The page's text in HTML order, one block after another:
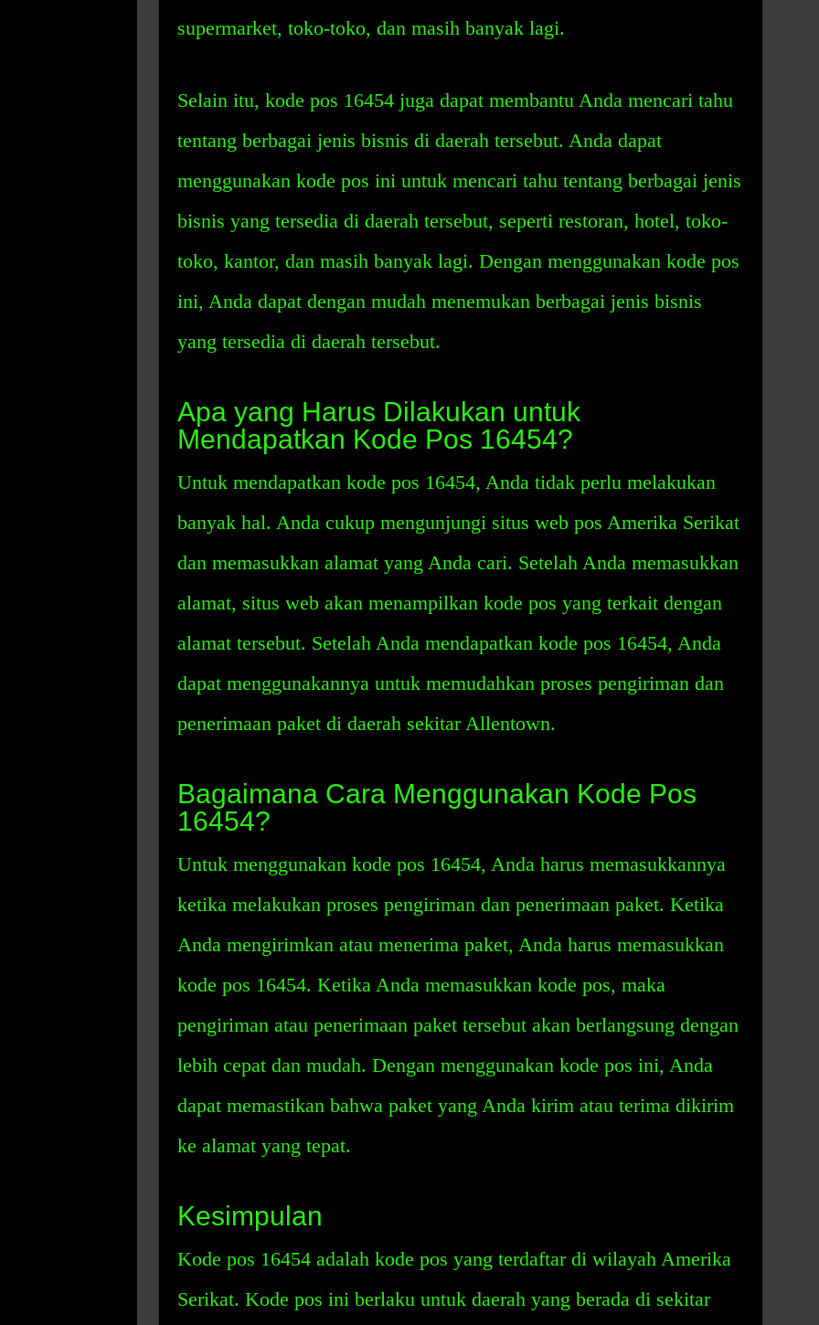
supermarket, toko-toko, dan masih banyak lagi.
Selain itu, kode pos 16454 juga dapat membantu Anda mencari tahu
tentang berbagai jenis bisnis di daerah tersebut. Anda dapat
menggunakan kode pos ini untuk mencari tahu tentang berbagai jenis
bisnis yang tersedia di daerah tersebut, seperti restoran, hotel, toko-
toko, kantor, dan masih banyak lagi. Dengan menggunakan kode pos
ini, Anda dapat dengan mudah menemukan berbagai jenis bisnis
yang tersedia di daerah tersebut.
Apa yang Harus Dilakukan untuk
Mendapatkan Kode Pos 16454?
Untuk mendapatkan kode pos 16454, Anda tidak perlu melakukan
banyak hal. Anda cukup mengunjungi situs web pos Amerika Serikat
dan memasukkan alamat yang Anda cari. Setelah Anda memasukkan
alamat, situs web akan menampilkan kode pos yang terkait dengan
alamat tersebut. Setelah Anda mendapatkan kode pos 16454, Anda
dapat menggunakannya untuk memudahkan proses pengiriman dan
penerimaan paket di daerah sekitar Allentown.
Bagaimana Cara Menggunakan Kode Pos
16454?
Untuk menggunakan kode pos 16454, Anda harus memasukkannya
ketika melakukan proses pengiriman dan penerimaan paket. Ketika
Anda mengirimkan atau menerima paket, Anda harus memasukkan
kode pos 16454. Ketika Anda memasukkan kode pos, maka
pengiriman atau penerimaan paket tersebut akan berlangsung dengan
lebih cepat dan mudah. Dengan menggunakan kode pos ini, Anda
dapat memastikan bahwa paket yang Anda kirim atau terima dikirim
ke alamat yang tepat.
Kesimpulan
Kode pos 16454 adalah kode pos yang terdaftar di wilayah Amerika
Serikat. Kode pos ini berlaku untuk daerah yang berada di sekitar